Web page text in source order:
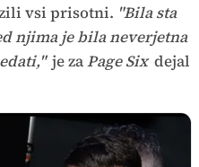
vsi prisotni. "Bila sta
njima je bila neverjetna
je zaPage Six dejal